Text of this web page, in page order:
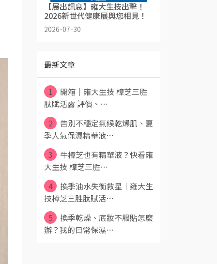
【展出訊息】雍大生技出擊！
2026新世代健康展與您相見！
2026-07-30
最新文章
1
開箱｜雍大生技 樟芝三胜
肽賦活露 評價、⋯
2
告別不穩定氣候乾燥肌、夏
季人氣保濕精華液⋯
3
牛樟芝也有精華液？快看雍
大生技 樟芝三胜⋯
4
換季油水失衡救星｜雍大生
技樟芝三胜肽賦活⋯
5
換季乾燥、底妝不服貼怎麼
辦？我的日常保濕⋯